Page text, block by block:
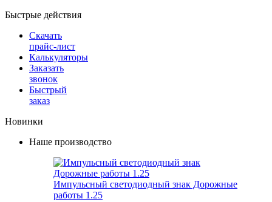
Быстрые действия
Скачать
прайс-лист
Калькуляторы
Заказать
звонок
Быстрый
заказ
Новинки
Наше производство
Импульсный светодиодный знак Дорожные
работы 1.25